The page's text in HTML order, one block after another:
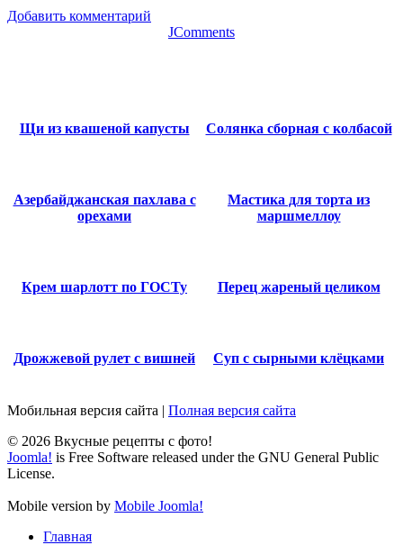
Добавить комментарий
JComments
Щи из квашеной капусты Солянка сборная с колбасой
Азербайджанская пахлава с
орехами
Мастика для торта из
маршмеллоу
Крем шарлотт по ГОСТу Перец жареный целиком
Дрожжевой рулет с вишней Суп с сырными клёцками
Мобильная версия сайта | Полная версия сайта
© 2026 Вкусные рецепты с фото!
Joomla! is Free Software released under the GNU General Public
License.
Mobile version by Mobile Joomla!
Главная